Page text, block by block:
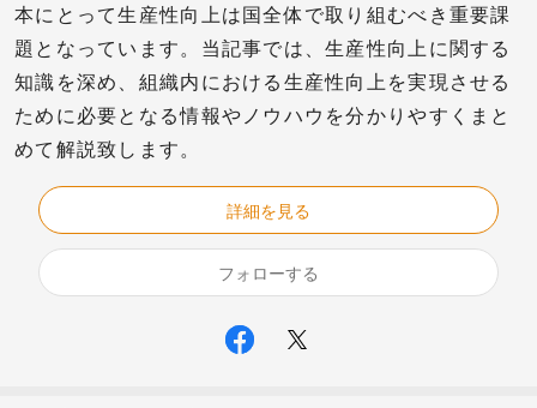
本にとって生産性向上は国全体で取り組むべき重要課
題となっています。当記事では、生産性向上に関する
知識を深め、組織内における生産性向上を実現させる
ために必要となる情報やノウハウを分かりやすくまと
めて解説致します。
詳細を見る
フォローする